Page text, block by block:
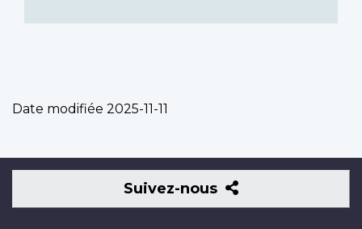
Date modifiée 2025-11-11
Suivez-nous
Suivez-
nous